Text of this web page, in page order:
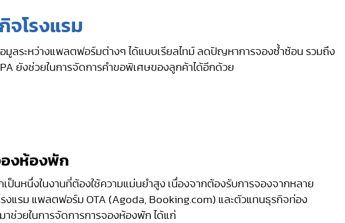
จโรงแรม
มูลระหว่างแพลตฟอร์มต่างๆ ได้แบบเรียลไทม์ ลดปัญหาการจองซ้ำซ้อน รวมถึง
ยังช่วยในการจัดการคำขอพิเศษของลูกค้าได้อีกด้วย
องห้องพัก
ป็นหนึ่งในงานที่ต้องใช้ความแม่นยำสูง เนื่องจากต้องรับการจองจากหลาย
รงแรม แพลตฟอร์ม OTA (Agoda, Booking.com) และตัวแทนธุรกิจท่อง
าช่วยในการจัดการการจองห้องพัก ได้แก่